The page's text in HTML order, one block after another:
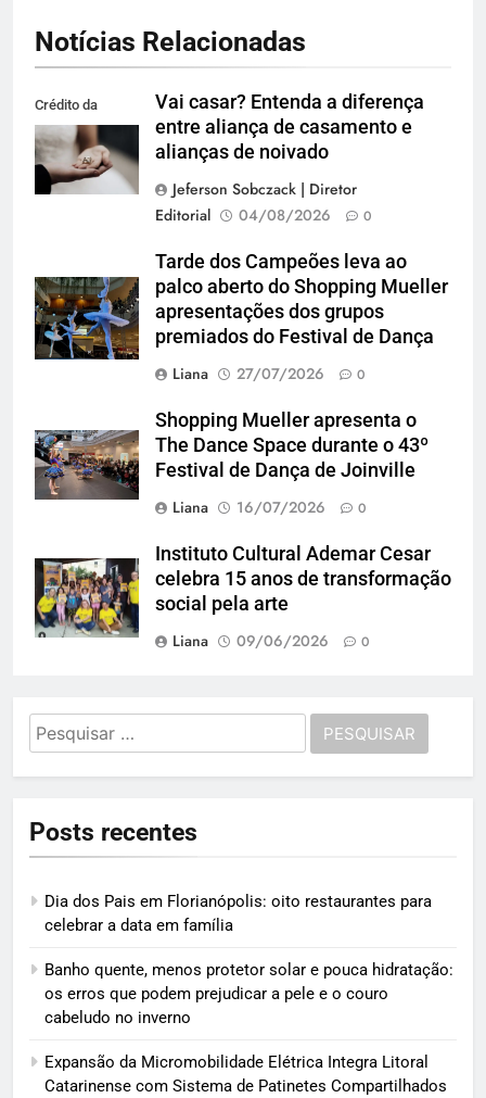
Notícias Relacionadas
Crédito da
imagem: Pexels
Vai casar? Entenda a diferença
entre aliança de casamento e
alianças de noivado
Jeferson Sobczack | Diretor
Editorial
04/08/2026 0
Tarde dos Campeões leva ao
palco aberto do Shopping Mueller
apresentações dos grupos
premiados do Festival de Dança
Liana
27/07/2026 0
Shopping Mueller apresenta o
The Dance Space durante o 43º
Festival de Dança de Joinville
Liana
16/07/2026 0
Instituto Cultural Ademar Cesar
celebra 15 anos de transformação
social pela arte
Liana
09/06/2026 0
Pesquisar
por:
Posts recentes
Dia dos Pais em Florianópolis: oito restaurantes para
celebrar a data em família
Banho quente, menos protetor solar e pouca hidratação:
os erros que podem prejudicar a pele e o couro
cabeludo no inverno
Expansão da Micromobilidade Elétrica Integra Litoral
Catarinense com Sistema de Patinetes Compartilhados